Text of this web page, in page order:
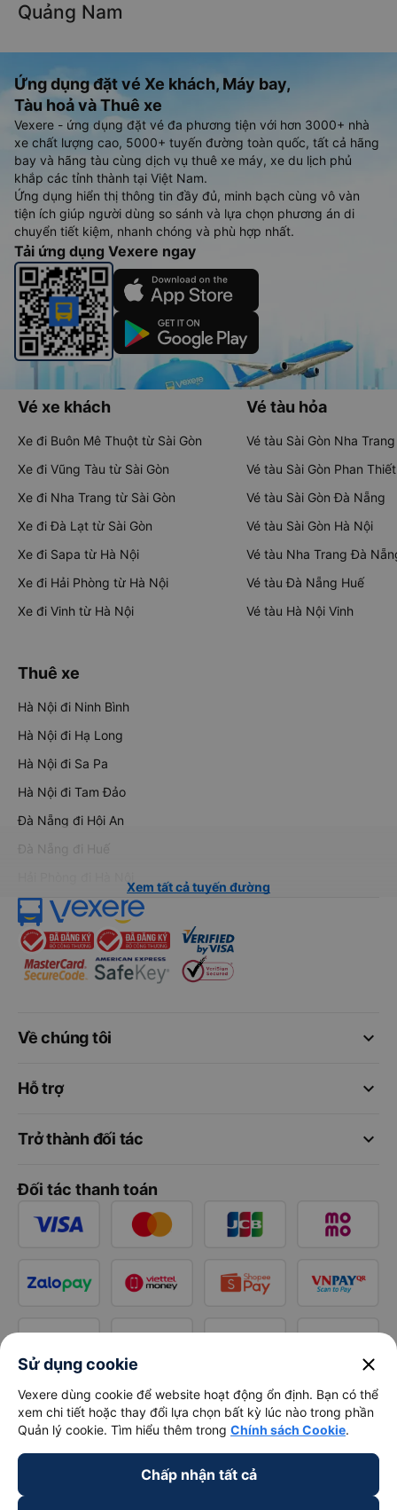
Quảng Nam
Ứng dụng đặt vé Xe khách, Máy bay,
Tàu hoả và Thuê xe
Vexere - ứng dụng đặt vé đa phương tiện với hơn 3000+ nhà
xe chất lượng cao, 5000+ tuyến đường toàn quốc, tất cả hãng
bay và hãng tàu cùng dịch vụ thuê xe máy, xe du lịch phủ
khắp các tỉnh thành tại Việt Nam.
Ứng dụng hiển thị thông tin đầy đủ, minh bạch cùng vô vàn
tiện ích giúp người dùng so sánh và lựa chọn phương án di
chuyển tiết kiệm, nhanh chóng và phù hợp nhất.
Tải ứng dụng Vexere ngay
Vé xe khách
Xe đi Buôn Mê Thuột từ Sài Gòn
Xe đi Vũng Tàu từ Sài Gòn
Xe đi Nha Trang từ Sài Gòn
Xe đi Đà Lạt từ Sài Gòn
Xe đi Sapa từ Hà Nội
Xe đi Hải Phòng từ Hà Nội
Xe đi Vinh từ Hà Nội
Vé tàu hỏa
Vé tàu Sài Gòn Nha Trang
Vé tàu Sài Gòn Phan Thiết
Vé tàu Sài Gòn Đà Nẵng
Vé tàu Sài Gòn Hà Nội
Vé tàu Nha Trang Đà
Vé tàu Đà Nẵng Huế
Vé tàu Hà Nội Vinh
Thuê xe
Hà Nội đi Ninh Bình
Hà Nội đi Hạ Long
Hà Nội đi Sa Pa
Hà Nội đi Tam Đảo
Đà Nẵng đi Hội An
Đà Nẵng đi Huế
Xem tất cả tuyến đường
keyboard_arrow_down
Về chúng tôi
keyboard_arrow_down
Hỗ trợ
keyboard_arrow_down
Trở thành đối tác
Đối tác thanh toán
Sử dụng cookie close
Vexere dùng cookie để website hoạt động ổn định. Bạn có thể
xem chi tiết hoặc thay đổi lựa chọn bất kỳ lúc nào trong phần
Quản lý cookie. Tìm hiểu thêm trong Chính sách Cookie.
Chấp nhận tất cả